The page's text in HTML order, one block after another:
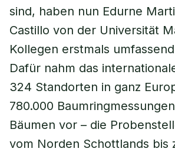
sind, haben nun Edurne
Castillo von der Universität
Kollegen erstmals
Dafür nahm das
324 Standorten in ganz
780.000
Bäumen vor – die
vom Norden Schottlands bis